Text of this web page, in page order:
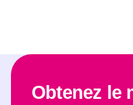
Obtenez le